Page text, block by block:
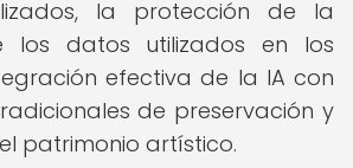
la protección de la
los datos utilizados en los
efectiva de la IA con
de preservación y
patrimonio artístico.